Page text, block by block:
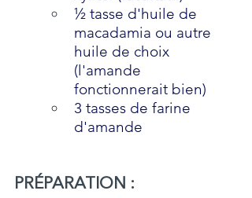
½ tasse d'huile de
macadamia ou autre
huile de choix
(l'amande
fonctionnerait bien)
3 tasses de farine
d'amande
PRÉPARATION :